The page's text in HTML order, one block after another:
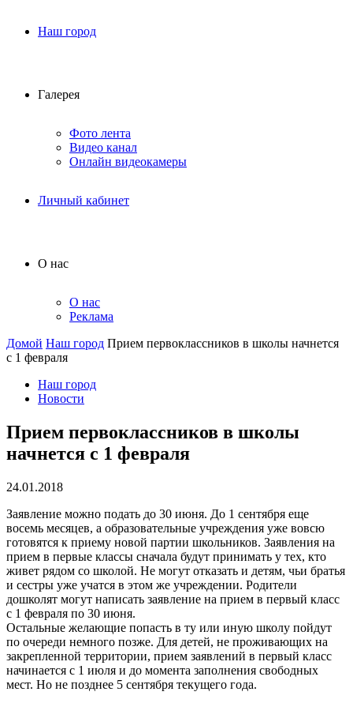
Наш город
Галерея
Фото лента
Видео канал
Онлайн видеокамеры
Личный кабинет
О нас
О нас
Реклама
Домой Наш город Прием первоклассников в школы начнется
с 1 февраля
Наш город
Новости
Прием первоклассников в школы
начнется с 1 февраля
24.01.2018
Заявление можно подать до 30 июня. До 1 сентября еще
восемь месяцев, а образовательные учреждения уже вовсю
готовятся к приему новой партии школьников. Заявления на
прием в первые классы сначала будут принимать у тех, кто
живет рядом со школой. Не могут отказать и детям, чьи братья
и сестры уже учатся в этом же учреждении. Родители
дошколят могут написать заявление на прием в первый класс
с 1 февраля по 30 июня.
Остальные желающие попасть в ту или иную школу пойдут
по очереди немного позже. Для детей, не проживающих на
закрепленной территории, прием заявлений в первый класс
начинается с 1 июля и до момента заполнения свободных
мест. Но не позднее 5 сентября текущего года.